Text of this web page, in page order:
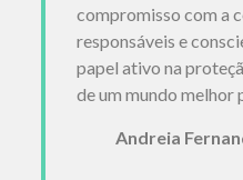
compromisso com a
responsáveis e
papel ativo na
de um mundo melhor
Andreia